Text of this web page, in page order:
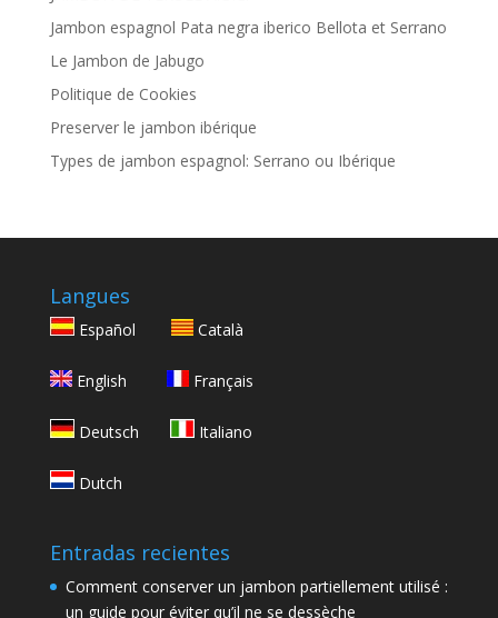
Jambon espagnol Pata negra iberico Bellota et Serrano
Le Jambon de Jabugo
Politique de Cookies
Preserver le jambon ibérique
Types de jambon espagnol: Serrano ou Ibérique
Langues
Español Català
English Français
Deutsch Italiano
Dutch
Entradas recientes
Comment conserver un jambon partiellement utilisé :
un guide pour éviter qu’il ne se dessèche